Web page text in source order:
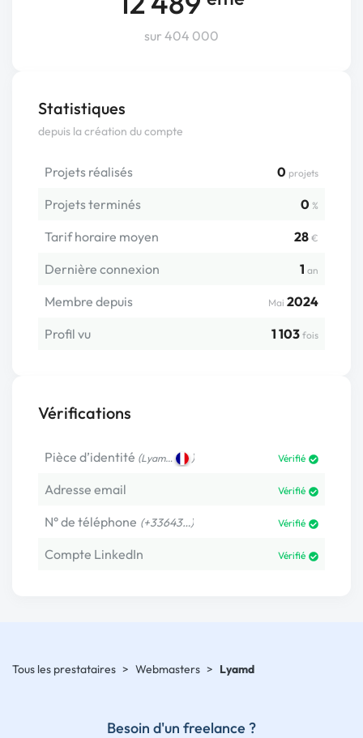
sur 404 000
Statistiques
depuis la création du compte
Projets réalisés 0 projets
Projets terminés 0 %
Tarif horaire moyen 28 €
Dernière connexion 1 an
Membre depuis Mai 2024
Profil vu
1 103 fois
Vérifications
Pièce d’identité (Lyam… ) Vérifié
Adresse email Vérifié
N° de téléphone (+33643…) Vérifié
Compte LinkedIn Vérifié
Tous les prestataires > Webmasters > Lyamd
Besoin d'un freelance ?